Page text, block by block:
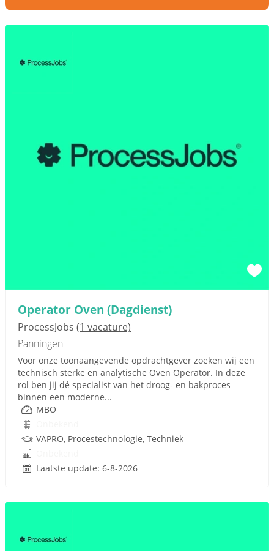
Operator Oven (Dagdienst)
ProcessJobs (1 vacature)
Panningen
Voor onze toonaangevende opdrachtgever zoeken wij een
technisch sterke en analytische Oven Operator. In deze
rol ben jij dé specialist van het droog- en bakproces
binnen een moderne...
MBO
VAPRO, Procestechnologie, Techniek
Laatste update: 6-8-2026